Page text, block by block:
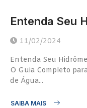
Entenda Seu
11/02/2024
Entenda Seu
O Guia Completo
de Água...
SAIBA MAIS